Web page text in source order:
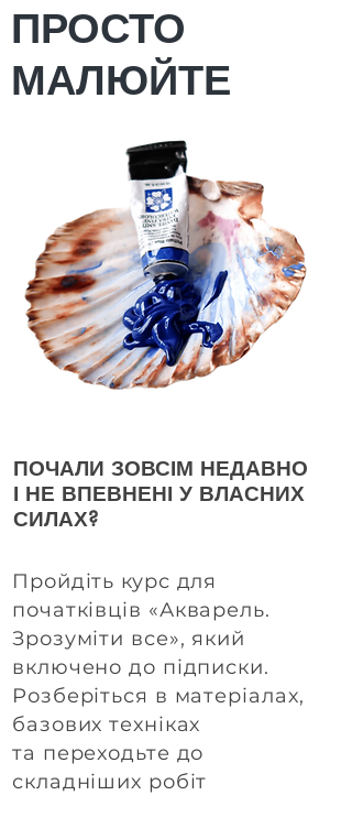
ПРОСТО
МАЛЮЙТЕ
ПОЧАЛИ ЗОВСІМ НЕДАВНО
І НЕ ВПЕВНЕНІ У ВЛАСНИХ
СИЛАХ?
Пройдіть курс для
початківців «Акварель.
Зрозуміти все», який
включено до підписки.
Розберіться в матеріалах,
базових техніках
та переходьте до
складніших робіт